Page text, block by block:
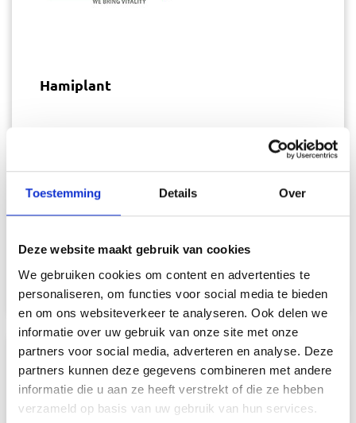
Toestemming Details Over
Deze website maakt gebruik van cookies
We gebruiken cookies om content en advertenties te
personaliseren, om functies voor social media te bieden
en om ons websiteverkeer te analyseren. Ook delen we
informatie over uw gebruik van onze site met onze
partners voor social media, adverteren en analyse. Deze
partners kunnen deze gegevens combineren met andere
informatie die u aan ze heeft verstrekt of die ze hebben
verzameld op basis van uw gebruik van hun services.
Hamiplant
Hamiplant is gespecialiseerd in de levering van
tuincentra, bouwmarkten en supermarkten in
Europa. Hamiplant is gevestigd in Westland, het
grootste productiegebied van bloemen en
planten in Europa.
DEEL DEZE PAGINA